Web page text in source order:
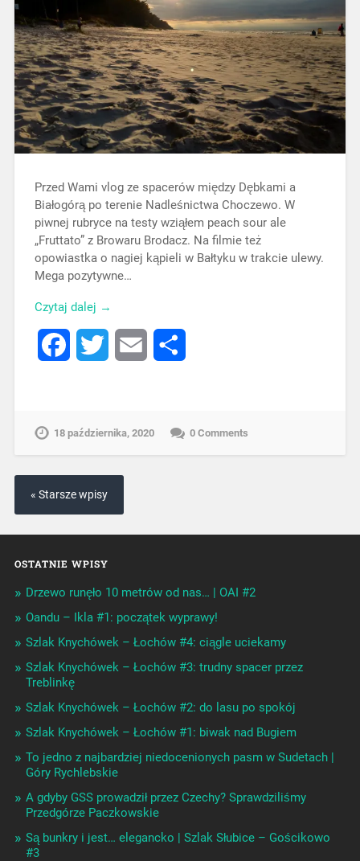
Przed Wami vlog ze spacerów między Dębkami a
Białogórą po terenie Nadleśnictwa Choczewo. W
piwnej rubryce na testy wziąłem peach sour ale
„Fruttato” z Browaru Brodacz. Na filmie też
opowiastka o nagiej kąpieli w Bałtyku w trakcie ulewy.
Mega pozytywne…
Czytaj dalej →
FacebookTwitter Email
18 października, 2020 0 Comments
« Starsze wpisy
OSTATNIE WPISY
Drzewo runęło 10 metrów od nas… | OAI #2
Oandu – Ikla #1: początek wyprawy!
Szlak Knychówek – Łochów #4: ciągle uciekamy
Szlak Knychówek – Łochów #3: trudny spacer przez
Treblinkę
Szlak Knychówek – Łochów #2: do lasu po spokój
Szlak Knychówek – Łochów #1: biwak nad Bugiem
To jedno z najbardziej niedocenionych pasm w Sudetach |
Góry Rychlebskie
A gdyby GSS prowadził przez Czechy? Sprawdziliśmy
Przedgórze Paczkowskie
Są bunkry i jest… elegancko | Szlak Słubice – Gościkowo
#3